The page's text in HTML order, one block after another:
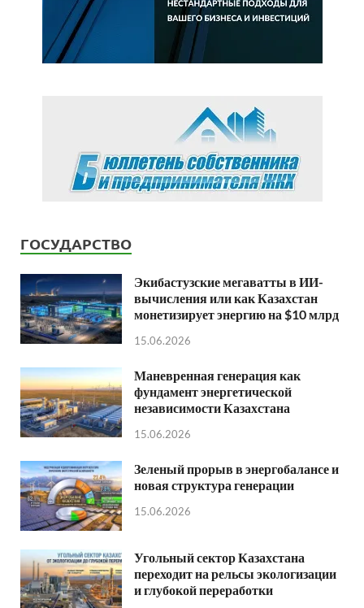
ГОСУДАРСТВО
Экибастузские мегаватты в ИИ-
вычисления или как Казахстан
монетизирует энергию на $10 млрд
15.06.2026
Маневренная генерация как
фундамент энергетической
независимости Казахстана
15.06.2026
Зеленый прорыв в энергобалансе и
новая структура генерации
15.06.2026
Угольный сектор Казахстана
переходит на рельсы экологизации
и глубокой переработки